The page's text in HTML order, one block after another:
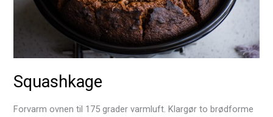
Squashkage
Forvarm ovnen til 175 grader varmluft. Klargør to brødforme